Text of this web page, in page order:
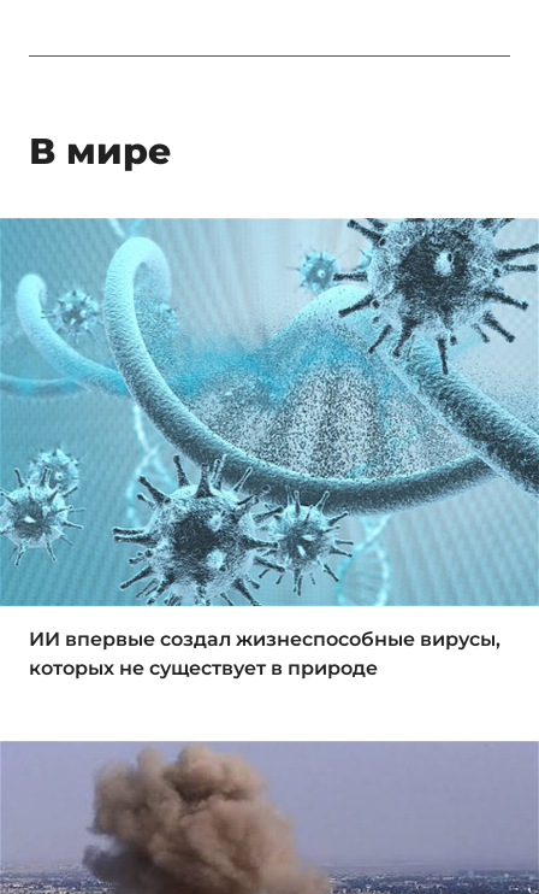
В мире
ИИ впервые создал жизнеспособные вирусы,
которых не существует в природе